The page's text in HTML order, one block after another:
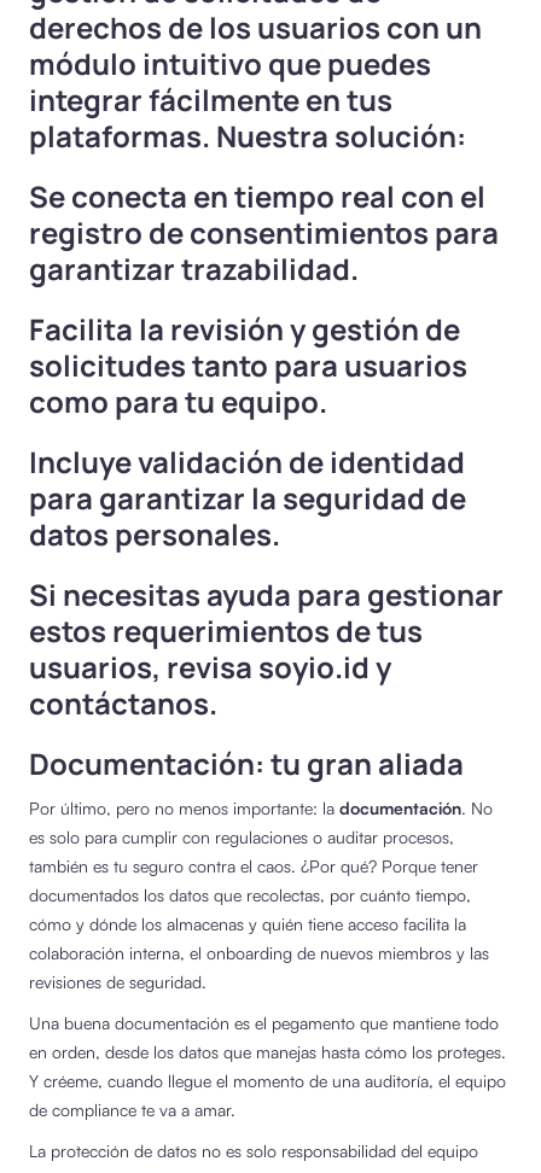
derechos de los usuarios con un
módulo intuitivo que puedes
integrar fácilmente en tus
plataformas. Nuestra solución:
Se conecta en tiempo real con el
registro de consentimientos para
garantizar trazabilidad.
Facilita la revisión y gestión de
solicitudes tanto para usuarios
como para tu equipo.
Incluye validación de identidad
para garantizar la seguridad de
datos personales.
Si necesitas ayuda para gestionar
estos requerimientos de tus
usuarios, revisa soyio.id y
contáctanos.
Documentación: tu gran aliada
Por último, pero no menos importante: la documentación. No
es solo para cumplir con regulaciones o auditar procesos,
también es tu seguro contra el caos. ¿Por qué? Porque tener
documentados los datos que recolectas, por cuánto tiempo,
cómo y dónde los almacenas y quién tiene acceso facilita la
colaboración interna, el onboarding de nuevos miembros y las
revisiones de seguridad.
Una buena documentación es el pegamento que mantiene todo
en orden, desde los datos que manejas hasta cómo los proteges.
Y créeme, cuando llegue el momento de una auditoría, el equipo
de compliance te va a amar.
La protección de datos no es solo responsabilidad del equipo